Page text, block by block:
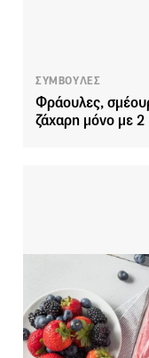
ΣΥΜΒΟΥΛΕΣ
Φράουλες,
ζάχαρη μόνο με 2